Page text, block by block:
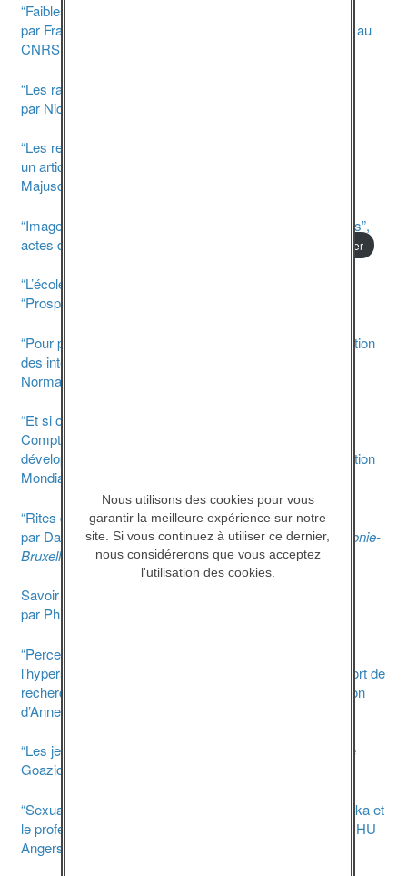
Nous utilisons des cookies pour vous
garantir la meilleure expérience sur notre
site. Si vous continuez à utiliser ce dernier,
nous considérerons que vous acceptez
l'utilisation des cookies.
“Faiblesse du sexe fort”
par François Flahaut, philosophe, directeur de recherche au
CNRS.
“Les racines de l’estime de soi”
par Nicole Guédeney, pédopsychiatre.
“Les relations filles/garçons”
un article de Virginie Dumont pour la revue “Enfance
Majuscule”.
“Images et représentation de la sexualité dans les médias”,
actes de colloque, 2005, IUFM de Grenoble.
Télécharger
“L’école en conflit de loyauté”, périodique trimestriel
“Prospective Jeunesse” n° 55.
“Pour promouvoir la santé sexuelle”, référentiel à destination
des intervenants dans et hors milieu scolaire, ARS
Normandie.
“Et si on parlait des garçons?”
Compte-rendu de publications sur la santé et le
développement des garçons adolescents, par l’Organisation
Mondiale de la Santé.
“Rites de virilité à l’adolescence”
par David Le Breton /Une initiative de la Fédération Wallonie-
Bruxelles de Belgique.
Télécharger
Savoir et croire : vers une “pédagogie de la laïcité”?
par Philippe Meirieu.
“Perception et pratiques de jeunes du secondaire face à
l’hypersexualisation et à la sexualisation précoce.” Rapport de
recherche, 2009, par Francine Duquet, vec la collaboration
d’Anne Quéniart.
“Les jeunes, la sexualité et la violence”, par Véronique Le
Goaziou, Yapaka.be
“Sexualité normale et ses troubles”, par le docteur J. Malka et
le professeur P. Duverger, Service de pédo psychiatrie CHU
Angers.